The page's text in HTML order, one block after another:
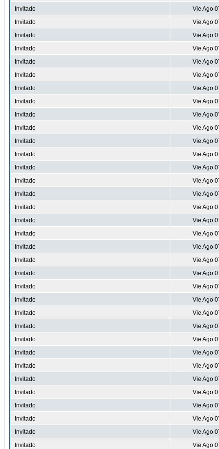
Invitado
Vie Ago
Invitado
Vie Ago
Invitado
Vie Ago
Invitado
Vie Ago
Invitado
Vie Ago
Invitado
Vie Ago
Invitado
Vie Ago
Invitado
Vie Ago
Invitado
Vie Ago
Invitado
Vie Ago
Invitado
Vie Ago
Invitado
Vie Ago
Invitado
Vie Ago
Invitado
Vie Ago
Invitado
Vie Ago
Invitado
Vie Ago
Invitado
Vie Ago
Invitado
Vie Ago
Invitado
Vie Ago
Invitado
Vie Ago
Invitado
Vie Ago
Invitado
Vie Ago
Invitado
Vie Ago
Invitado
Vie Ago
Invitado
Vie Ago
Invitado
Vie Ago
Invitado
Vie Ago
Invitado
Vie Ago
Invitado
Vie Ago
Invitado
Vie Ago
Invitado
Vie Ago
Invitado
Vie Ago
Invitado
Vie Ago
Invitado
Vie Ago